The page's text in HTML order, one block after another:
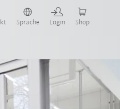
Sprache Login Shop